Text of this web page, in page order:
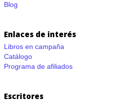
Blog
Enlaces de interés
Libros en campaña
Catálogo
Programa de afiliados
Escritores